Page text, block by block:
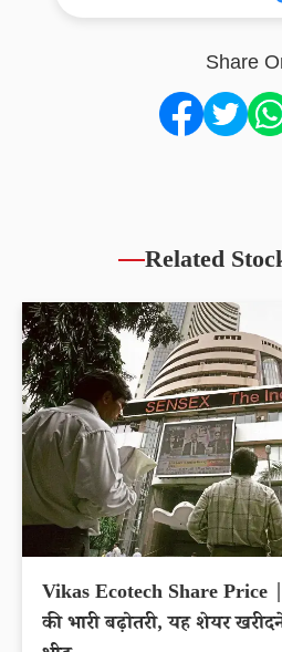
Share
Related
Vikas Ecotech Share
की भारी बढ़ोतरी, यह शेयर